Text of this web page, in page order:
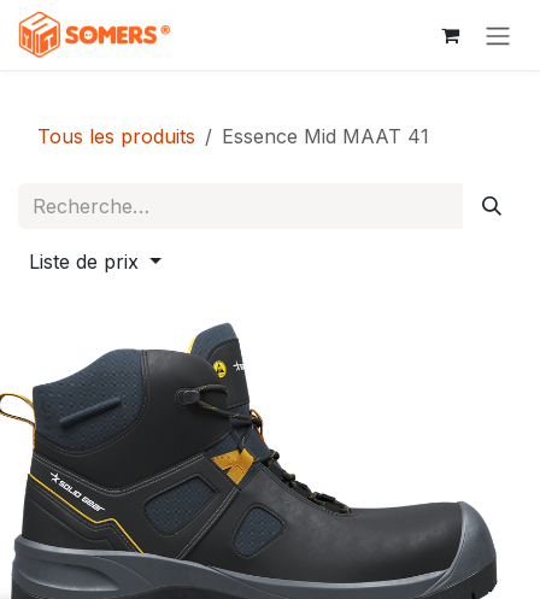
Se rendre au contenu
Tous les produits Essence Mid MAAT 41
Liste de prix